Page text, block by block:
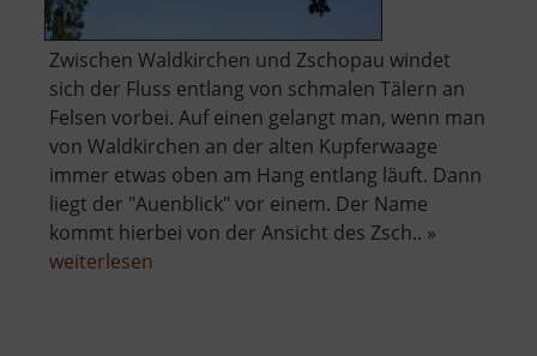
Zwischen Waldkirchen und Zschopau windet
sich der Fluss entlang von schmalen Tälern an
Felsen vorbei. Auf einen gelangt man, wenn man
von Waldkirchen an der alten Kupferwaage
immer etwas oben am Hang entlang läuft. Dann
liegt der "Auenblick" vor einem. Der Name
kommt hierbei von der Ansicht des Zsch.. »
weiterlesen